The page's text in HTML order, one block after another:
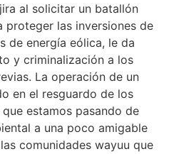
al solicitar un batallón
proteger las inversiones de
de energía eólica, le da
y criminalización a los
La operación de un
en el resguardo de los
estamos pasando de
a una poco amigable
comunidades wayuu que